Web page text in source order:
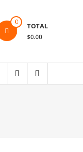
0 TOTAL
$0.00